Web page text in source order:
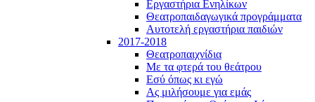
Εργαστήρια Ενηλίκων
Θεατροπαιδαγωγικά προγράμματα
Αυτοτελή εργαστήρια παιδιών
2017-2018
Θεατροπαιχνίδια
Με τα φτερά του θεάτρου
Εσύ όπως κι εγώ
Ας μιλήσουμε για εμάς